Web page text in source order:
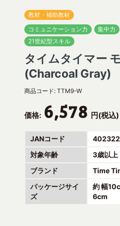
教材・補助教材
コミュニケーション力
集中力
21世紀型スキル
タイムタイマー
(Charcoal Gray)
商品コード: TTM9-W
価格: 6,578 円(税込)
JANコード
対象年齢
3歳以上
ブランド
Time
パッケージサイ
ズ
約 幅
6cm